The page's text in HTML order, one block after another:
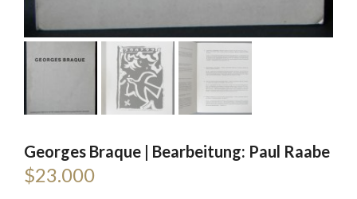
Georges Braque | Bearbeitung: Paul Raabe
$23.000